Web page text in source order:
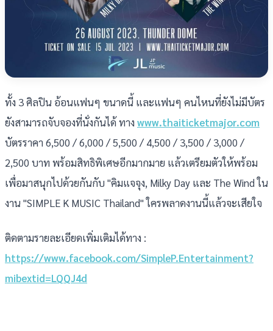
ทั้ง 3 ศิลปิน อ้อนแฟนๆ ขนาดนี้ และแฟนๆ คนไหนที่ยังไม่มีบัตร
ยังสามารถจับจองที่นั่งกันได้ ทาง www.thaiticketmajor.com
บัตรราคา 6,500 / 6,000 / 5,500 / 4,500 / 3,500 / 3,000 /
2,500 บาท พร้อมสิทธิพิเศษอีกมากมาย แล้วเตรียมตัวให้พร้อม
เพื่อมาสนุกไปด้วยกันกับ "คิมแจจุง, Milky Day และ The Wind ใน
งาน "SIMPLE K MUSIC Thailand" ใครพลาดงานนี้แล้วจะเสียใจ
ติดตามรายละเอียดเพิ่มเติมได้ทาง :
https://www.facebook.com/SimpleP.Entertainment?
mibextid=LQQJ4d